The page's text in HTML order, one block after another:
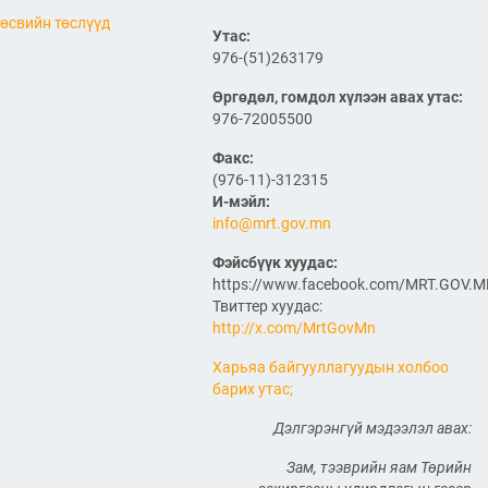
"МИАТ" ТӨХК-ийн 70
жилийн ойд зориулсан
хэвлэгдлээ
2026/07/06
Монгол Улсын агаарын
тээврийн салбарын
хөгжлийн ирээдүйн чиг
хандлагыг хамтдаа
тодорхойлж байна
2026/07/06
Нефть импортлогч
компаниудын төлөөллийг
хүлээн авч уулзлаа
2026/06/29
ЗАМ, ТЭЭВРИЙН САЙД
Б.ДЭЛГЭРСАЙХАН ЯПОН
НИСЭХ БУУДЛЫН
төслүүд
Утас:
976-(51)263179
Өргөдөл, гомдол хүлээн авах утас:
976-72005500
Факс:
(976-11)-312315
И-мэйл:
info@mrt.gov.mn
Фэйсбүүк хуудас:
https://www.facebook.com/
Твиттер хуудас:
http://x.com/MrtGovMn
Харьяа байгууллагуудын холбоо
барих утас;
Дэлгэрэнгүй мэдээлэл авах:
Зам, тээврийн яам Төрийн